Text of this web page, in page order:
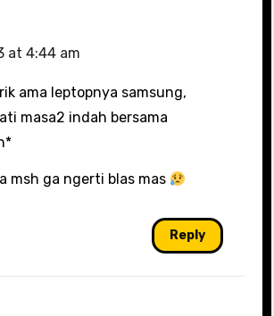
at 4:44 am
ama leptopnya samsung,
masa2 indah bersama
msh ga ngerti blas mas
Reply